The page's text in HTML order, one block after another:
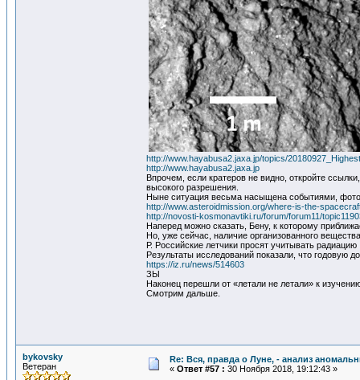
http://www.hayabusa2.jaxa.jp/topics/
http://www.hayabusa2.jaxa.jp
Впрочем, если кратеров не видно, откройте
высокого разрешения.
Ныне ситуация весьма насыщена событиями,
http://www.asteroidmission.org/where-is-the-
http://novosti-kosmonavtiki.ru/forum/forum11/
Наперед можно сказать, Бену, к которому
Но, уже сейчас, наличие организованного
Р. Российские летчики просят учитывать радиацию
Результаты исследований показали, что годовую
https://iz.ru/news/514603
ЗЫ
Наконец перешли от «летали не летали» к
Смотрим дальше.
bykovsky
Ветеран
Re: Вся, правда о Луне, - анализ
« Ответ #57 : 30 Ноября 2018, 19:12:43 »